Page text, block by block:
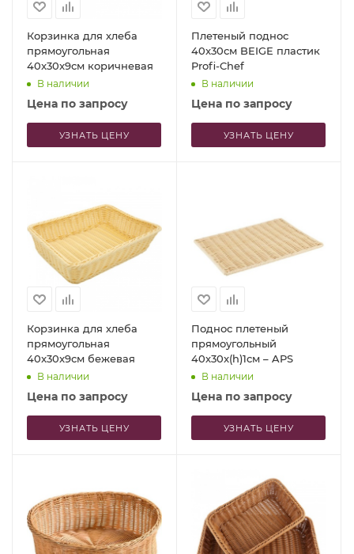
Корзинка для хлеба
прямоугольная
40x30x9см коричневая
В наличии
Цена по запросу
УЗНАТЬ ЦЕНУ
Плетеный поднос
40x30см BEIGE пластик
Profi-Chef
В наличии
Цена по запросу
УЗНАТЬ ЦЕНУ
Корзинка для хлеба
прямоугольная
40x30x9см бежевая
В наличии
Цена по запросу
УЗНАТЬ ЦЕНУ
Поднос плетеный
прямоугольный
40х30x(h)1см – APS
В наличии
Цена по запросу
УЗНАТЬ ЦЕНУ